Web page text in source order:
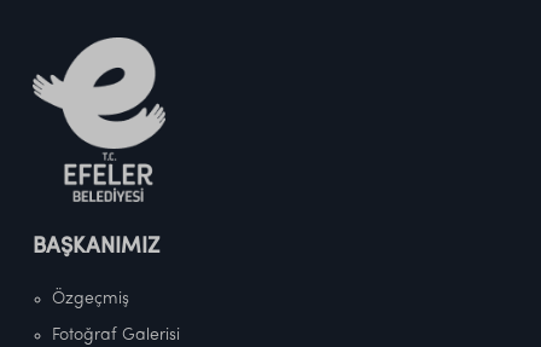
BAŞKANIMIZ
Özgeçmiş
Fotoğraf Galerisi